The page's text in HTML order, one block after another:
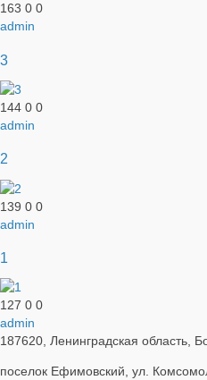
163 0 0
admin
3
144 0 0
admin
2
139 0 0
admin
1
127 0 0
admin
187620, Ленинградская область,
поселок Ефимовский, ул.